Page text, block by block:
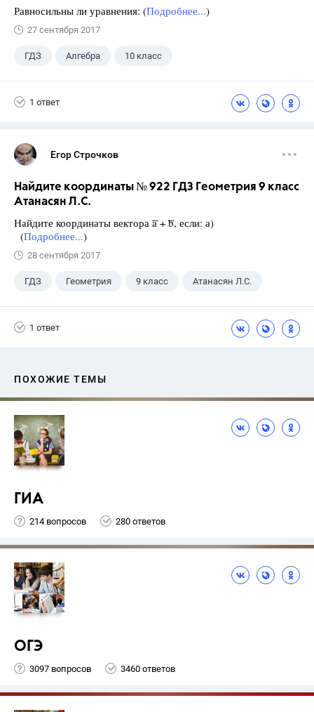
Равносильны ли уравнения: (Подробнее...)
27 сентября 2017
ГДЗ Алгебра 10 класс
1 ответ
Егор Строчков
Найдите координаты № 922 ГДЗ Геометрия 9 класс
Атанасян Л.С.
Найдите координаты вектора ͞a + ͞b, если: а)
(Подробнее...)
28 сентября 2017
ГДЗ Геометрия 9 класс Атанасян Л.С.
1 ответ
ПОХОЖИЕ ТЕМЫ
ГИА
214 вопросов 280 ответов
ОГЭ
3097 вопросов 3460 ответов